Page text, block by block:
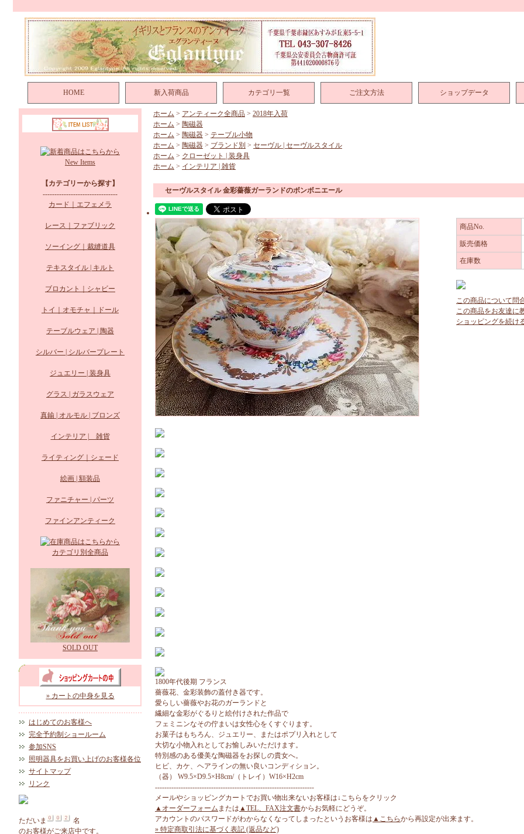
HOME 新入荷商品 カテゴリ一覧 ご注文方法 ショップデータ
New Items
【カテゴリーから探す】
--------------------------------
カード｜エフェメラ
レース｜ファブリック
ソーイング｜裁縫道具
テキスタイル | キルト
ブロカント｜シャビー
トイ｜オモチャ｜ドール
テーブルウェア | 陶器
シルバー | シルバープレート
ジュエリー | 装身具
グラス | ガラスウェア
真鍮 | オルモル | ブロンズ
インテリア | 雑貨
ライティング｜シェード
絵画 | 額装品
ファニチャー | パーツ
ファインアンティーク
カテゴリ別全商品
SOLD OUT
» カートの中身を見る
はじめてのお客様へ
完全予約制ショールーム
参加SNS
照明器具をお買い上げのお客様各位
サイトマップ
リンク
ただいま
名
のお客様がご来店中です。
ホーム > アンティーク全商品 > 2018年入荷
ホーム > 陶磁器
ホーム > 陶磁器 > テーブル小物
ホーム > 陶磁器 > ブランド別 > セーヴル | セーヴルスタイル
ホーム > クローゼット | 装身具
ホーム > インテリア | 雑貨
セーヴルスタイル 金彩薔薇ガーランドのボンボニエール
商品No.
販売価格
在庫数
この商品について問
この商品をお友達に
ショッピングを続け
1800年代後期 フランス
薔薇花、金彩装飾の蓋付き器です。
愛らしい薔薇やお花のガーランドと
繊細な金彩がぐるりと絵付けされた作品で
フェミニンなその佇まいは女性心をくすぐります。
お菓子はもちろん、ジュエリー、またはポプリ入れとして
大切な小物入れとしてお愉しみいただけます。
特別感のある優美な陶磁器をお探しの貴女へ。
ヒビ、カケ、ヘアラインの無い良いコンディション。
（器） W9.5×D9.5×H8cm/（トレイ）W16×H2cm
--------------------------------------------------------------------
メールやショッピングカートでお買い物出来ないお客様は↓こちらをクリック
▲オーダーフォーム または ▲TEL、FAX注文書からお気軽にどうぞ。
アカウントのパスワードがわからなくなってしまったというお客様は ▲こちらから再設定が出来ます。
» 特定商取引法に基づく表記 (返品など)